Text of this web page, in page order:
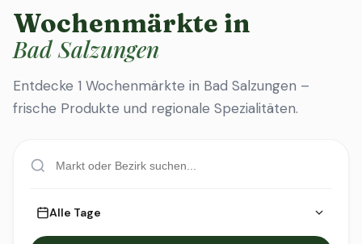
Wochenmärkte in
Bad Salzungen
Entdecke 1 Wochenmärkte in Bad Salzungen –
frische Produkte und regionale Spezialitäten.
Alle Tage